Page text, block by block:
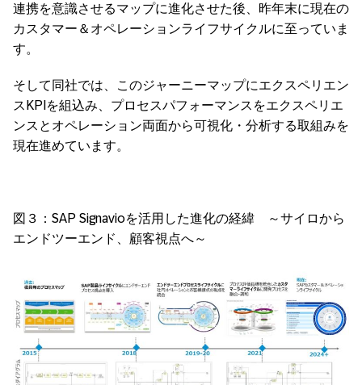
連携を意識させるマップに進化させた後、昨年末に現在の
カスタマー＆オペレーションライフサイクルに至っていま
す。
そして同社では、このジャーニーマップにエクスペリエン
スKPIを組込み、プロセスパフォーマンスをエクスペリエ
ンスとオペレーション両面から可視化・分析する取組みを
現在進めています。
図３：SAP Signavioを活用した進化の経緯 ～サイロから
エンドツーエンド、顧客視点へ～